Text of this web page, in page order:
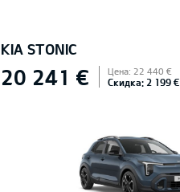
KIA STONIC
20 241 € Цена: 22 440 €
Скидка: 2 199 €